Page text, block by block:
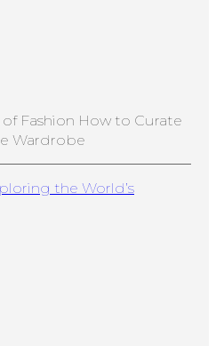
Fashion How to Curate
Wardrobe